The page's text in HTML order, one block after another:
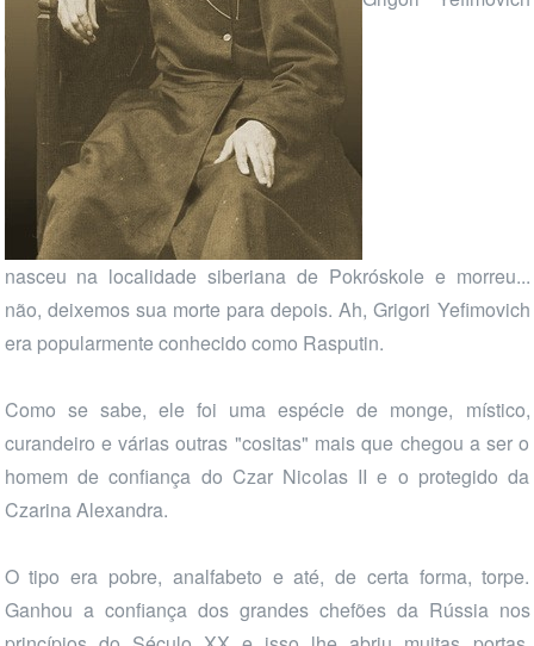
nasceu na localidade siberiana de Pokróskole e morreu...
não, deixemos sua morte para depois. Ah, Grigori Yefimovich
era popularmente conhecido como Rasputin.
Como se sabe, ele foi uma espécie de monge, místico,
curandeiro e várias outras "cositas" mais que chegou a ser o
homem de confiança do Czar Nicolas II e o protegido da
Czarina Alexandra.
O tipo era pobre, analfabeto e até, de certa forma, torpe.
Ganhou a confiança dos grandes chefões da Rússia nos